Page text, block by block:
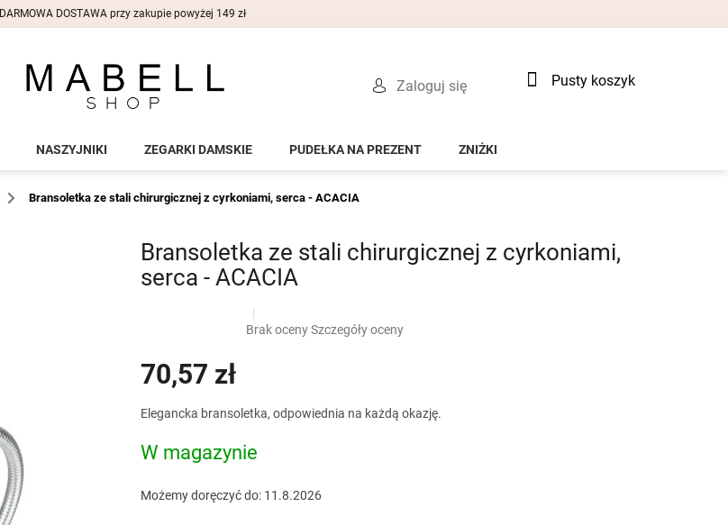
DARMOWA DOSTAWA przy zakupie powyżej 149 zł
Zaloguj się Koszyk
Pusty koszyk
NASZYJNIKI ZEGARKI DAMSKIE PUDEŁKA NA PREZENT ZNIŻKI
Bransoletka ze stali chirurgicznej z cyrkoniami, serca - ACACIA
Bransoletka ze stali chirurgicznej z cyrkoniami,
serca - ACACIA
G_BS10:10:PLN:P:fŚrednia
na
gwiazdek.
Brak ocenySzczegóły oceny
70,57 zł
jednostkowa:
Elegancka bransoletka, odpowiednia na każdą okazję.
W magazynie
Możemy doręczyć do: 11.8.2026